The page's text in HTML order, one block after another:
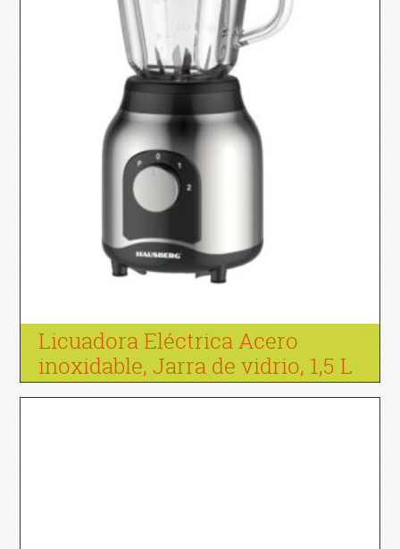
Licuadora Eléctrica Acero
inoxidable, Jarra de vidrio, 1,5 L
Hausberg